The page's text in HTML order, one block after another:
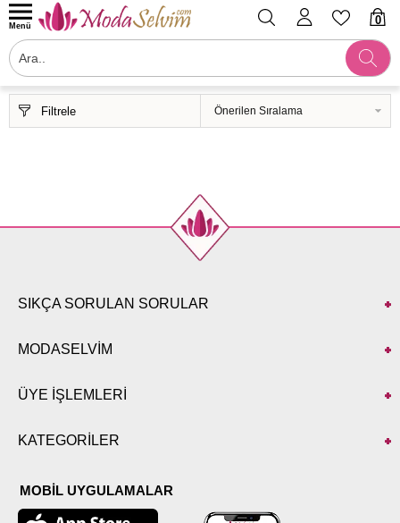
0
Menü
Filtrele
SIKÇA SORULAN SORULAR
MODASELVİM
ÜYE İŞLEMLERİ
KATEGORİLER
MOBİL UYGULAMALAR